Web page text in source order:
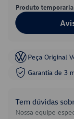
Produto
Peça Original
Garantia de 3
Tem dúvidas
Nossa equipe